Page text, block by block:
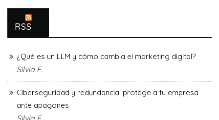
RSS
¿Qué es un LLM y cómo cambia el marketing digital?
Silvia F.
Ciberseguridad y redundancia: protege a tu empresa
ante apagones